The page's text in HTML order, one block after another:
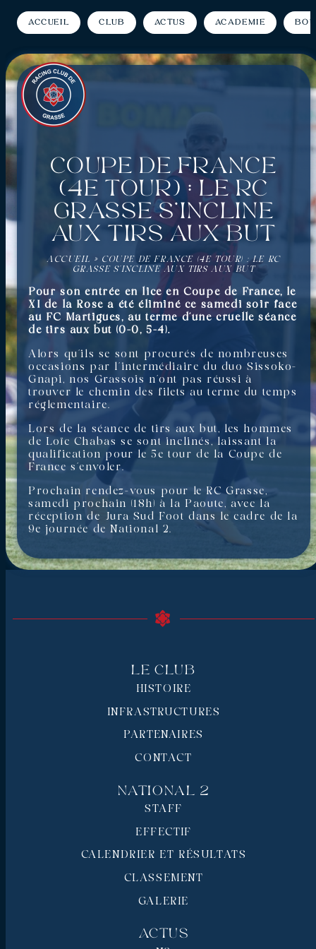
Accueil Club Actus Académie
Coupe de France
(4e tour) : Le RC
Grasse s’incline
aux tirs aux but
ACCUEIL » COUPE DE FRANCE (4E TOUR) : LE RC
GRASSE S’INCLINE AUX TIRS AUX BUT
Pour son entrée en lice en Coupe de France, le
XI de la Rose a été éliminé ce samedi soir face
au FC Martigues, au terme d’une cruelle séance
de tirs aux but (0-0, 5-4).
Alors qu’ils se sont procurés de nombreuses
occasions par l’intermédiaire du duo Sissoko-
Gnapi, nos Grassois n’ont pas réussi à
trouver le chemin des filets au terme du temps
réglementaire.
Lors de la séance de tirs aux but, les hommes
de Loïc Chabas se sont inclinés, laissant la
qualification pour le 5e tour de la Coupe de
France s’envoler.
Prochain rendez-vous pour le RC Grasse,
samedi prochain (18h) à la Paoute, avec la
réception de Jura Sud Foot dans le cadre de la
9e journée de National 2.
Le Club
HISTOIRE
INFRASTRUCTURES
PARTENAIRES
CONTACT
National 2
STAFF
EFFECTIF
CALENDRIER ET RÉSULTATS
CLASSEMENT
GALERIE
Actus